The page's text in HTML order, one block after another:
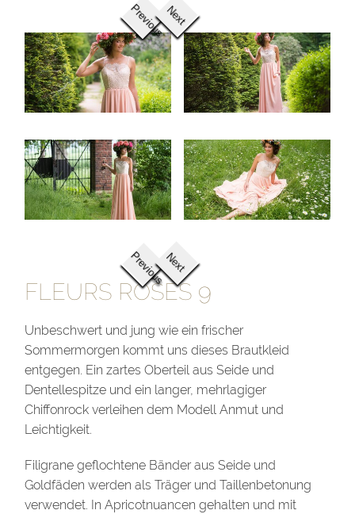
PreviousNext
PreviousNext
FLEURS ROSES 9
Unbeschwert und jung wie ein frischer
Sommermorgen kommt uns dieses Brautkleid
entgegen. Ein zartes Oberteil aus Seide und
Dentellespitze und ein langer, mehrlagiger
Chiffonrock verleihen dem Modell Anmut und
Leichtigkeit.
Filigrane geflochtene Bänder aus Seide und
Goldfäden werden als Träger und Taillenbetonung
verwendet. In Apricotnuancen gehalten und mit